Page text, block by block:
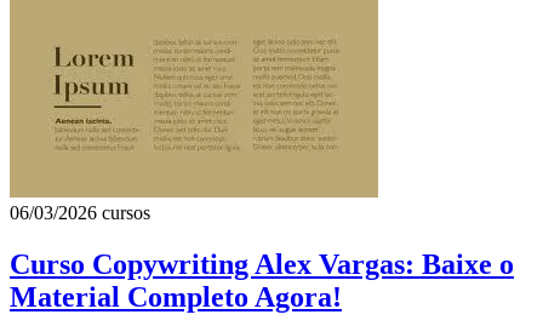
06/03/2026 cursos
Curso Copywriting Alex Vargas: Baixe o
Material Completo Agora!